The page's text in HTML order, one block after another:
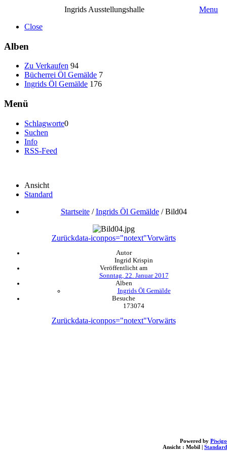
Ingrids Ausstellungshalle
Menu
Close
Alben
Zu Verkaufen 94
Bücherrei Öl Gemälde 7
Ingrids Öl Gemälde 176
Menü
Schlagworte0
Suchen
Info
RSS-Feed
Ansicht
Standard
Startseite/Ingrids Öl Gemälde/Bild04
Zurückdata-iconpos="notext"Vorwärts
Autor
Ingrid Krispin
Veröffentlicht am
Sonntag, 22. Januar 2017
Alben
Ingrids Öl Gemälde
Besuche
173074
Zurückdata-iconpos="notext"Vorwärts
Powered by Piwigo
Ansicht : Mobil | Standard